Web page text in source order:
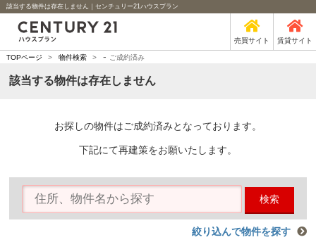
該当する物件は存在しません｜センチュリー21ハウスプラン
売買サイト 賃貸サイト
TOPページ > 物件検索 > - ご成約済み
該当する物件は存在しません
お探しの物件はご成約済みとなっております。
下記にて再建策をお願いたします。
検索
絞り込んで物件を探す